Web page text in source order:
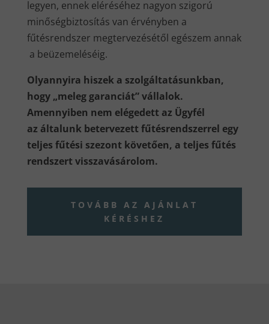
legyen, ennek eléréséhez nagyon szigorú
minőségbiztosítás van érvényben a
fűtésrendszer megtervezésétől egészem annak
a beüzemeléséig.
Olyannyira hiszek a szolgáltatásunkban,
hogy „meleg garanciát” vállalok.
Amennyiben nem elégedett az Ügyfél
az általunk betervezett fűtésrendszerrel egy
teljes fűtési szezont követően, a teljes fűtés
rendszert visszavásárolom.
TOVÁBB AZ AJÁNLAT
KÉRÉSHEZ